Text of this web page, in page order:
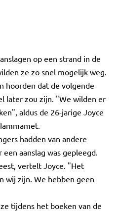
op een strand in de
ze zo snel mogelijk weg.
hoorden dat de volgende
later zou zijn. "We wilden er
aldus de 26-jarige Joyce
hadden van andere
aanslag was gepleegd.
vertelt Joyce. "Het
wij zijn. We hebben geen
tijdens het boeken van de